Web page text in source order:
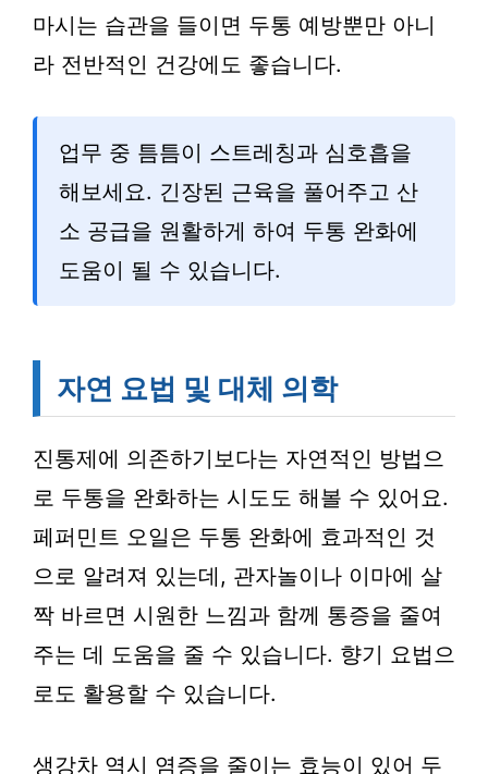
마시는 습관을 들이면 두통 예방뿐만 아니
라 전반적인 건강에도 좋습니다.
업무 중 틈틈이 스트레칭과 심호흡을
해보세요. 긴장된 근육을 풀어주고 산
소 공급을 원활하게 하여 두통 완화에
도움이 될 수 있습니다.
자연 요법 및 대체 의학
진통제에 의존하기보다는 자연적인 방법으
로 두통을 완화하는 시도도 해볼 수 있어요.
페퍼민트 오일은 두통 완화에 효과적인 것
으로 알려져 있는데, 관자놀이나 이마에 살
짝 바르면 시원한 느낌과 함께 통증을 줄여
주는 데 도움을 줄 수 있습니다. 향기 요법으
로도 활용할 수 있습니다.
생강차 역시 염증을 줄이는 효능이 있어 두